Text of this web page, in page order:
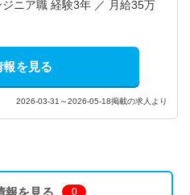
を見る
2026-03-31～2026-05-18掲載の求人より
報を見る 0